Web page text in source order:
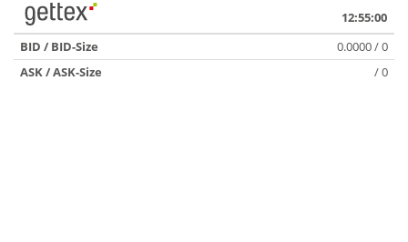
12:55:00
BID / BID-Size
0.0000 / 0
ASK / ASK-Size
/ 0